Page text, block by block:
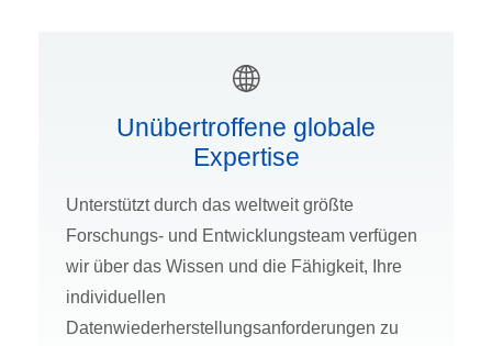
Unübertroffene globale
Expertise
Unterstützt durch das weltweit größte
Forschungs- und Entwicklungsteam verfügen
wir über das Wissen und die Fähigkeit, Ihre
individuellen
Datenwiederherstellungsanforderungen zu